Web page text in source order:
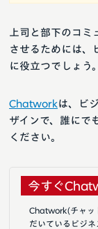
上司と部下のコミ
させるためには、
に役立つでしょう。
Chatworkは、ビ
ザインで、誰にで
ください。
今すぐ
Chatwork(チャッ
だいているビジネ